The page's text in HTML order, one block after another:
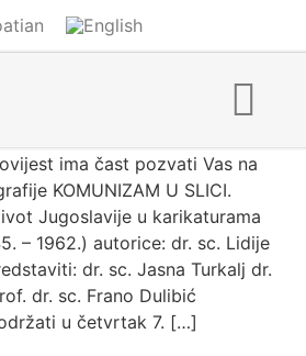
ima čast pozvati Vas na
KOMUNIZAM U SLICI.
Jugoslavije u karikaturama
– 1962.) autorice: dr. sc. Lidije
dr. sc. Jasna Turkalj dr.
dr. sc. Frano Dulibić
u četvrtak 7. […]